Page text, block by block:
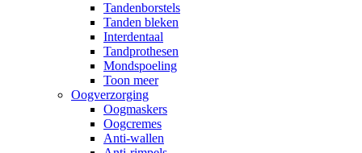
Tandenborstels
Tanden bleken
Interdentaal
Tandprothesen
Mondspoeling
Toon meer
Oogverzorging
Oogmaskers
Oogcremes
Anti-wallen